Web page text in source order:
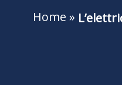
Home »